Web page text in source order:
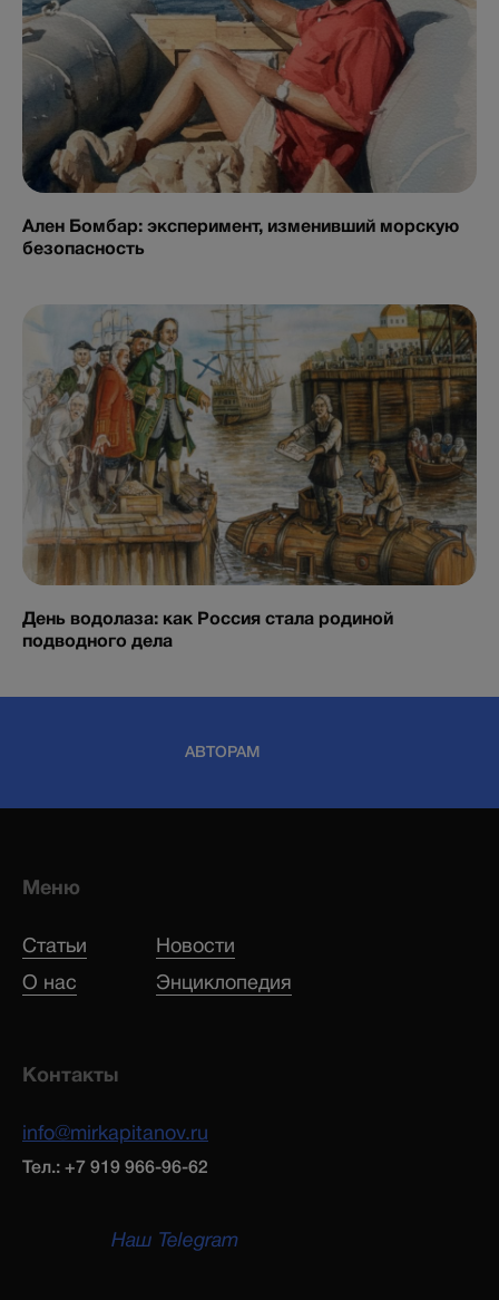
Ален Бомбар: эксперимент, изменивший морскую
безопасность
День водолаза: как Россия стала родиной
подводного дела
АВТОРАМ
Меню
Статьи
Новости
О нас
Энциклопедия
Контакты
info@mirkapitanov.ru
Тел.: +7 919 966-96-62
Наш Telegram